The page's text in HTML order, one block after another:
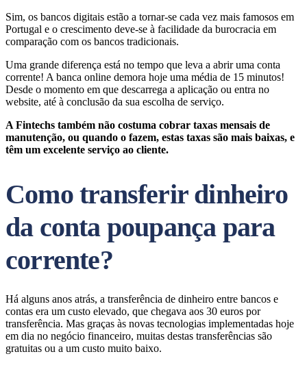
Sim, os bancos digitais estão a tornar-se cada vez mais famosos em
Portugal e o crescimento deve-se à facilidade da burocracia em
comparação com os bancos tradicionais.
Uma grande diferença está no tempo que leva a abrir uma conta
corrente! A banca online demora hoje uma média de 15 minutos!
Desde o momento em que descarrega a aplicação ou entra no
website, até à conclusão da sua escolha de serviço.
A Fintechs também não costuma cobrar taxas mensais de
manutenção, ou quando o fazem, estas taxas são mais baixas, e
têm um excelente serviço ao cliente.
Como transferir dinheiro
da conta poupança para
corrente?
Há alguns anos atrás, a transferência de dinheiro entre bancos e
contas era um custo elevado, que chegava aos 30 euros por
transferência. Mas graças às novas tecnologias implementadas hoje
em dia no negócio financeiro, muitas destas transferências são
gratuitas ou a um custo muito baixo.